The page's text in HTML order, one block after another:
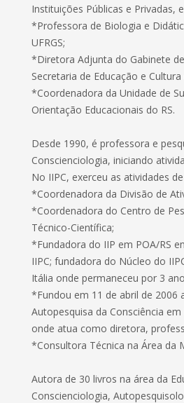
Instituições Públicas e Privadas,
*Professora de Biologia e
UFRGS;
*Diretora Adjunta do Gabinete
Secretaria de Educação e Cultura
*Coordenadora da Unidade de
Orientação Educacionais do RS.
Desde 1990, é professora e
Conscienciologia, iniciando
No IIPC, exerceu as atividades
*Coordenadora da Divisão de
*Coordenadora do Centro de
Técnico-Científica;
*Fundadora do IIP em POA/RS
IIPC; fundadora do Núcleo do
Itália onde permaneceu por 3
*Fundou em 11 de abril de 2006
Autopesquisa da Consciência
onde atua como diretora,
*Consultora Técnica na Área da
Autora de 30 livros na área da
Conscienciologia,